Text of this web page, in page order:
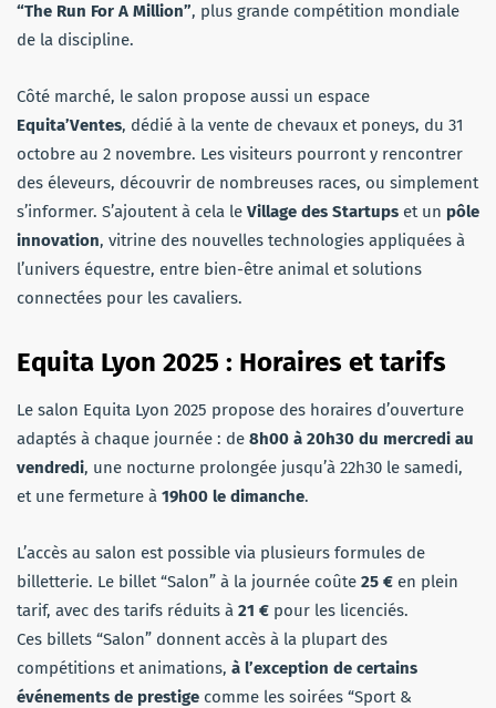
“The Run For A Million”, plus grande compétition mondiale
de la discipline.
Côté marché, le salon propose aussi un espace
Equita’Ventes, dédié à la vente de chevaux et poneys, du 31
octobre au 2 novembre. Les visiteurs pourront y rencontrer
des éleveurs, découvrir de nombreuses races, ou simplement
s’informer. S’ajoutent à cela le Village des Startups et un pôle
innovation, vitrine des nouvelles technologies appliquées à
l’univers équestre, entre bien-être animal et solutions
connectées pour les cavaliers.
Equita Lyon 2025 : Horaires et tarifs
Le salon Equita Lyon 2025 propose des horaires d’ouverture
adaptés à chaque journée : de 8h00 à 20h30 du mercredi au
vendredi, une nocturne prolongée jusqu’à 22h30 le samedi,
et une fermeture à 19h00 le dimanche.
L’accès au salon est possible via plusieurs formules de
billetterie. Le billet “Salon” à la journée coûte 25 € en plein
tarif, avec des tarifs réduits à 21 € pour les licenciés.
Ces billets “Salon” donnent accès à la plupart des
compétitions et animations, à l’exception de certains
événements de prestige comme les soirées “Sport &